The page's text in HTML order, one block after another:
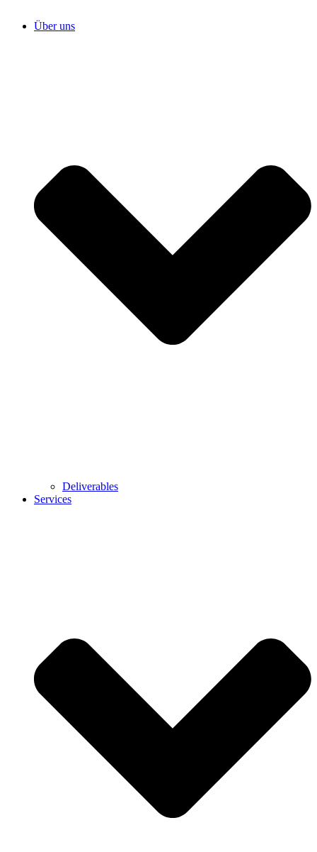
Über uns
Deliverables
Services